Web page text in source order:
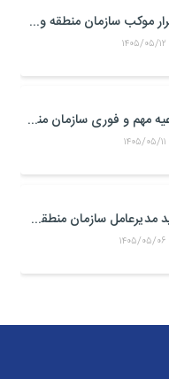
استقرار موکب سازمان منطقه ویژه اقتصادی پتروشیمی در محل تجمعات مردمی در میدان امام بندر ماهشهر
اطلاعیه مهم و فوری سازمان منطقه ویژه اقتصادی پتروشیمی
بازدید مدیرعامل سازمان منطقه ویژه اقتصادی پتروشیمی از موکب حضرت علی اکبر(ع) کارکنان منطقه ویژه اقتصادی پتروشیمی در مرز شلمچه